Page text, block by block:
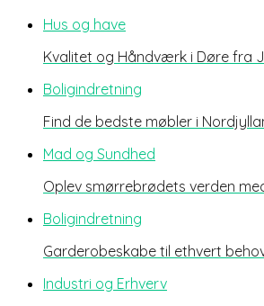
Hus og have
Kvalitet og Håndværk i Døre fra
Boligindretning
Find de bedste møbler i
Mad og Sundhed
Oplev smørrebrødets verden
Boligindretning
Garderobeskabe til ethvert
Industri og Erhverv